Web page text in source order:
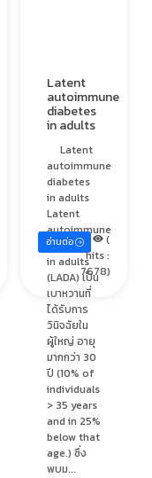
Latent
autoimmune
diabetes
in adults
Latent
autoimmune
diabetes
in adults
Latent
autoimmune
diabetes
in adults
(LADA) เป็น
เบาหวานที่
ได้รับการ
วินิจฉัยใน
ผู้ใหญ่ อายุ
มากกว่า 30
ปี (10% of
individuals
> 35 years
and in 25%
below that
age.) ซึ่ง
พบม...
อ่านต่อ
(
hits :
7678)